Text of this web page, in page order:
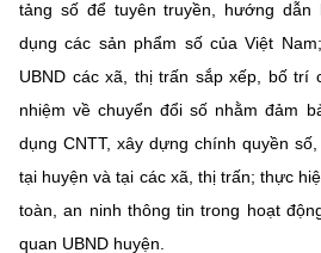
tảng số để tuyên truyền, hướng
dụng các sản phẩm số của Việt
UBND các xã, thị trấn sắp xếp, bố trí
nhiệm về chuyển đổi số nhằm đảm
dụng CNTT, xây dựng chính quyền
tại huyện và tại các xã, thị trấn; thực
toàn, an ninh thông tin trong hoạt
quan UBND huyện.